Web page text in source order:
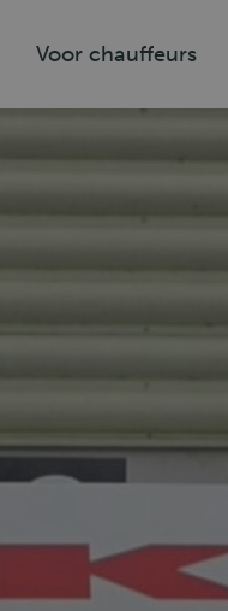
Voor chauffeurs